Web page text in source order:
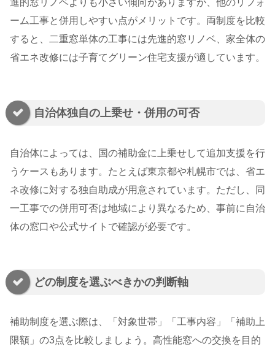
進的窓リノベよりも小さい傾向がありますが、他のリフォ
ーム工事と併用しやすい点がメリットです。両制度を比較
すると、二重窓単体の工事には先進的窓リノベ、家全体の
省エネ改修には子育てグリーン住宅支援が適しています。
自治体独自の上乗せ・併用の可否
自治体によっては、国の補助金に上乗せして追加支援を行
うケースもあります。たとえば東京都や札幌市では、省エ
ネ改修に対する独自助成が用意されています。ただし、同
一工事での併用可否は地域により異なるため、事前に自治
体の窓口や公式サイトで確認が必要です。
どの制度を選ぶべきかの判断軸
補助制度を選ぶ際は、「対象世帯」「工事内容」「補助上
限額」の3点を比較しましょう。高性能窓への交換を目的